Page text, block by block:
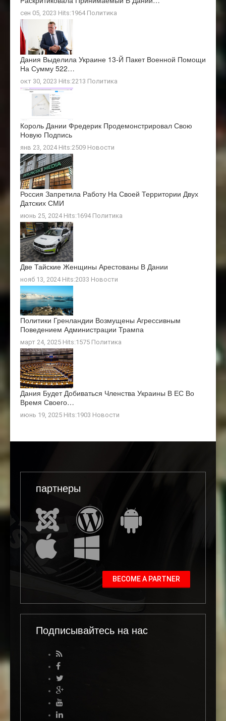
сен 05, 2023 Hits:1964 Политика
Дания Выделила Украине 13-Й Пакет Военной Помощи
На Сумму 522…
окт 30, 2023 Hits:2213 Политика
Король Дании Фредерик Продемонстрировал Свою
Новую Подпись
янв 23, 2024 Hits:2509 Новости
Россия Запретила Работу На Своей Территории Двух
Датских СМИ
июнь 25, 2024 Hits:1694 Политика
Две Тайские Женщины Арестованы В Дании
нояб 13, 2024 Hits:2033 Новости
Политики Гренландии Возмущены Агрессивным
Поведением Администрации Трампа
март 24, 2025 Hits:1575 Политика
Дания Будет Добиваться Членства Украины В ЕС Во
Время Своего…
июнь 19, 2025 Hits:1903 Новости
партнеры
BECOME A PARTNER
Подписывайтесь на нас